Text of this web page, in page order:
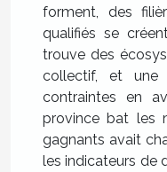
forment, des
qualifiés se
trouve des
collectif, et une
contraintes en
province bat les
gagnants avait
les indicateurs de